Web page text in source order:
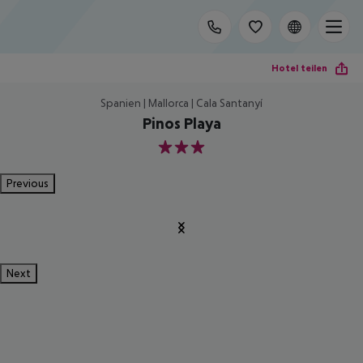
Hotel teilen
Spanien | Mallorca | Cala Santanyí
Pinos Playa
3
Previous
Next